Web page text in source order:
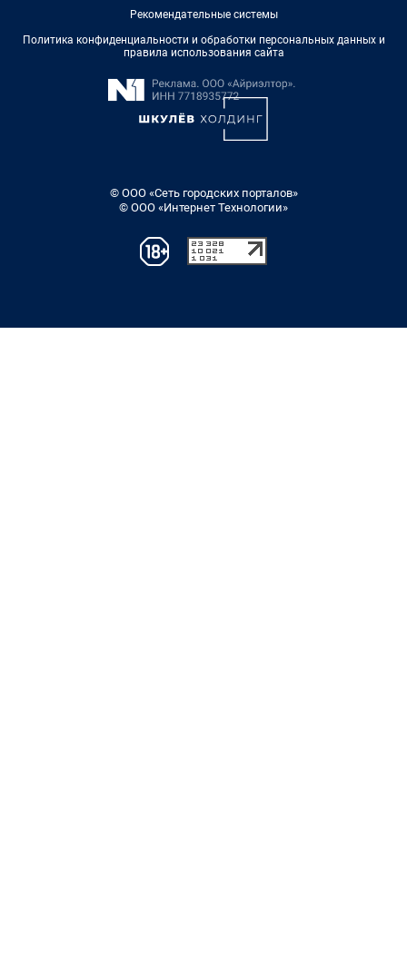
Рекомендательные системы
Политика конфиденциальности и обработки персональных данных и
правила использования сайта
© ООО «Сеть городских порталов»
© ООО «Интернет Технологии»